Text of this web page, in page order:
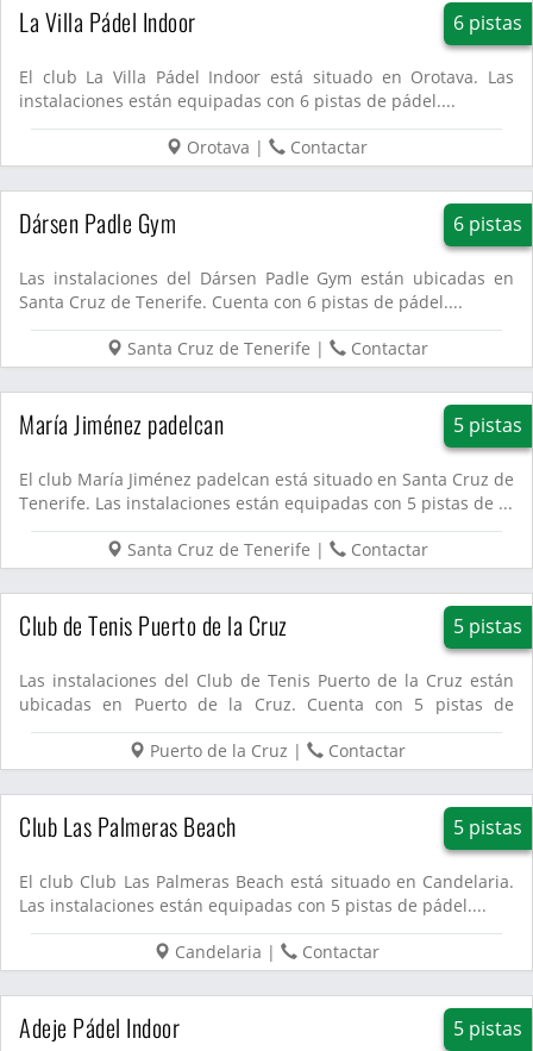
La Villa Pádel Indoor 6 pistas
El club La Villa Pádel Indoor está situado en Orotava. Las
instalaciones están equipadas con 6 pistas de pádel....
Orotava | Contactar
Dársen Padle Gym 6 pistas
Las instalaciones del Dársen Padle Gym están ubicadas en
Santa Cruz de Tenerife. Cuenta con 6 pistas de pádel....
Santa Cruz de Tenerife | Contactar
María Jiménez padelcan 5 pistas
El club María Jiménez padelcan está situado en Santa Cruz de
Tenerife. Las instalaciones están equipadas con 5 pistas de ...
Santa Cruz de Tenerife | Contactar
Club de Tenis Puerto de la Cruz 5 pistas
Las instalaciones del Club de Tenis Puerto de la Cruz están
ubicadas en Puerto de la Cruz. Cuenta con 5 pistas de
pádel....
Puerto de la Cruz | Contactar
Club Las Palmeras Beach 5 pistas
El club Club Las Palmeras Beach está situado en Candelaria.
Las instalaciones están equipadas con 5 pistas de pádel....
Candelaria | Contactar
Adeje Pádel Indoor 5 pistas